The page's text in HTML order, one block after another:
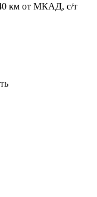
км от МКАД, с/т